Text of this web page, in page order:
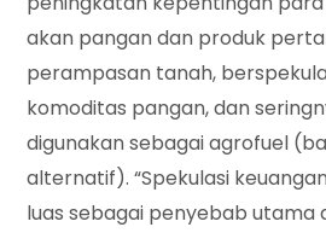
akan pangan dan produk
perampasan tanah,
komoditas pangan, dan
digunakan sebagai agrofuel
alternatif). “Spekulasi
luas sebagai penyebab utama